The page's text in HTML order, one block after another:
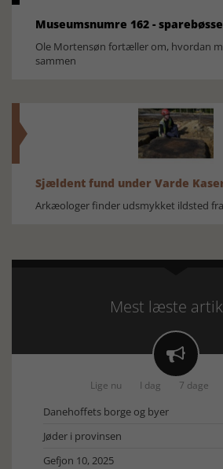
Museumsnumre 162 - sparebøsse
Ole Mortensøn fortæller om, hvordan
sammen
Sjældent fund under Varde
Arkæologer finder udsmykket ildsted
Mest læste

Lige nu I dag 7 dage
Danehoffets borge og byer
Jøder i provinsen
Gefjon 10, 2025